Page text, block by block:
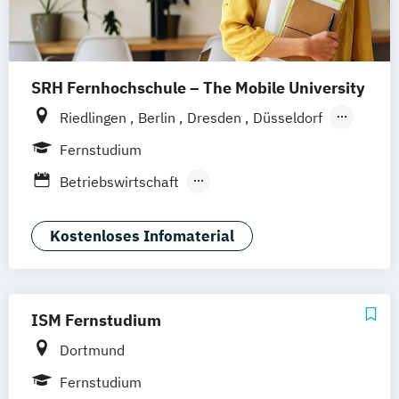
SRH Fernhochschule – The Mobile University
Riedlingen Berlin Dresden
Düsseldorf
Hamburg
Mannheim Wertheim
Frankfurt am Main Hamm Zürich
Fernstudium
Betriebswirtschaft
Betriebswirtschaft und Interkulturelle
Kommunikation
Kommunikation und Content Creation
Kommunikation und Medienmanagement
Kommunikationsdesign
Kostenloses Infomaterial
ISM Fernstudium
Dortmund
Fernstudium